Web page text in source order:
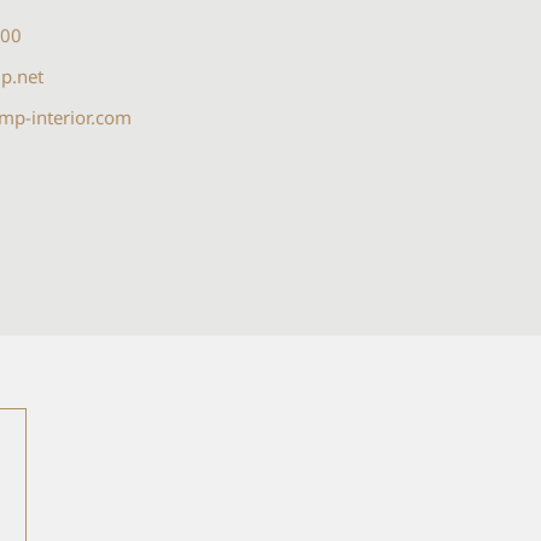
interior.com